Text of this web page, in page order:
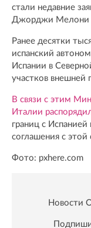
стали недавние
Джорджи Мелони
Ранее десятки
испанский
Испании в
участков внешней
В связи с этим
Италии
границ с
соглашения с этой
Фото: pxhere.com
Новости